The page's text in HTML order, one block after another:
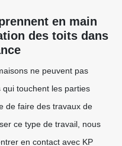
en main
des toits dans
ne peuvent pas
touchent les parties
de faire des travaux de
ce type de travail, nous
en contact avec KP